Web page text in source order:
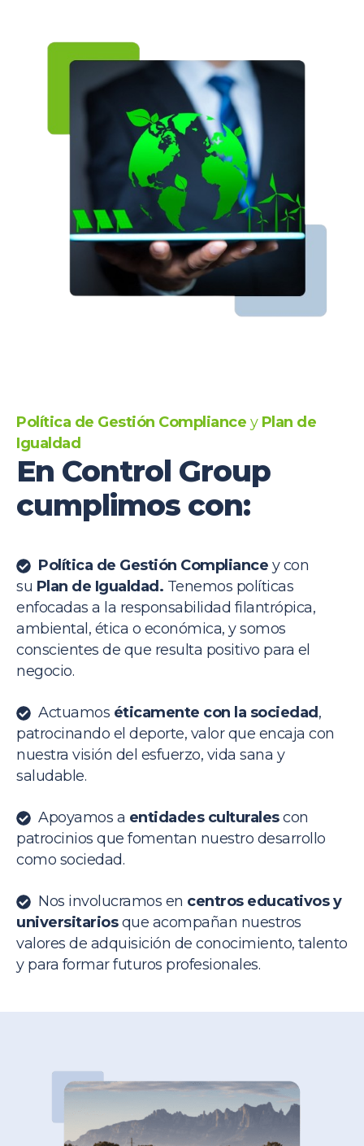
Política de Gestión Compliance y Plan de
Igualdad
En Control Group
cumplimos con:
Política de Gestión Compliance y con
su Plan de Igualdad. Tenemos políticas
enfocadas a la responsabilidad filantrópica,
ambiental, ética o económica, y somos
conscientes de que resulta positivo para el
negocio.
Actuamos éticamente con la sociedad,
patrocinando el deporte, valor que encaja con
nuestra visión del esfuerzo, vida sana y
saludable.
Apoyamos a entidades culturalescon
patrocinios que fomentan nuestro desarrollo
como sociedad.
Nos involucramos en centros educativos y
universitariosque acompañan nuestros
valores de adquisición de conocimiento, talento
y para formar futuros profesionales.